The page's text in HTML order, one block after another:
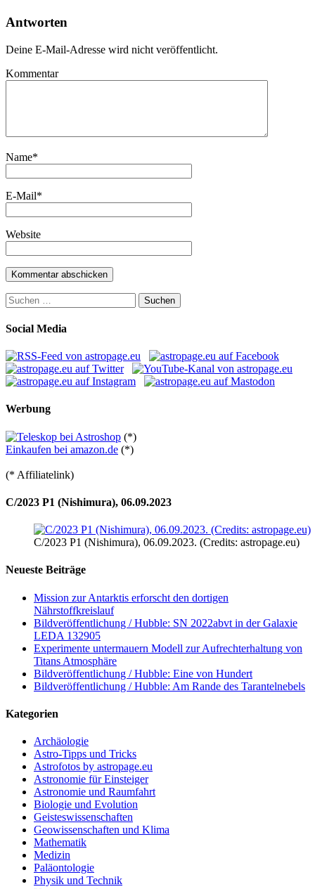
Antworten
Deine E-Mail-Adresse wird nicht veröffentlicht.
Kommentar
Name*
E-Mail*
Website
Suchen
nach:
Social Media
Werbung
(*)
Einkaufen bei amazon.de (*)
(* Affiliatelink)
C/2023 P1 (Nishimura), 06.09.2023
C/2023 P1 (Nishimura), 06.09.2023. (Credits: astropage.eu)
Neueste Beiträge
Mission zur Antarktis erforscht den dortigen
Nährstoffkreislauf
Bildveröffentlichung / Hubble: SN 2022abvt in der Galaxie
LEDA 132905
Experimente untermauern Modell zur Aufrechterhaltung von
Titans Atmosphäre
Bildveröffentlichung / Hubble: Eine von Hundert
Bildveröffentlichung / Hubble: Am Rande des Tarantelnebels
Kategorien
Archäologie
Astro-Tipps und Tricks
Astrofotos by astropage.eu
Astronomie für Einsteiger
Astronomie und Raumfahrt
Biologie und Evolution
Geisteswissenschaften
Geowissenschaften und Klima
Mathematik
Medizin
Paläontologie
Physik und Technik